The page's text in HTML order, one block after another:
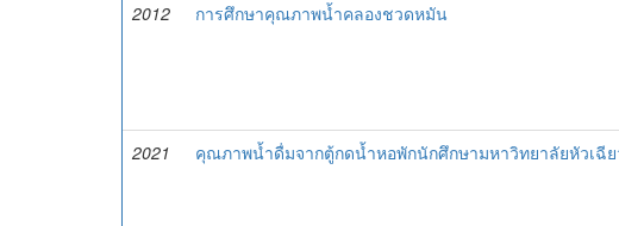
2012
การศึกษาคุณภาพน้ำคลองชวดหมัน
2021
คุณภาพน้ำดื่มจากตู้กดน้ำหอพักนักศึกษามหาวิทยาลัยหัวเฉีย